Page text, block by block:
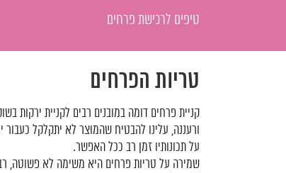
טיפים לרכישת פרחים
טריות הפרחים
קניית פרחים דומה במובנים רבים לקניית ירקות
ורעננה, עלינו להבטיח שהמוצר לא יתקלקל כעבור
על תכונותיו זמן רב ככל האפשר.
שמירה על טריות פרחים היא משימה לא פשוטה,